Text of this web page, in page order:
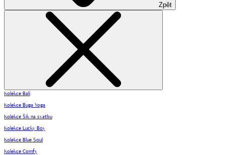
Zpět
Kolekce Bali
Kolekce Buga Yoga
Kolekce Šik na svatbu
Kolekce Lucky Boy
Kolekce Blue Soul
Kolekce Comfy